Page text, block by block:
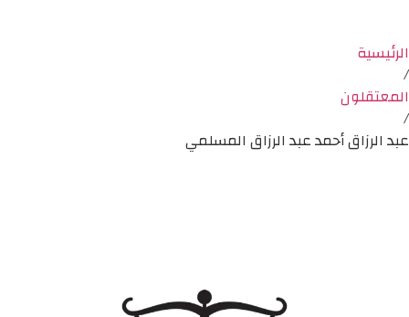
الرئيسية
/
المعتقلون
/
عبد الرزاق أحمد عبد الرزاق المسلمي